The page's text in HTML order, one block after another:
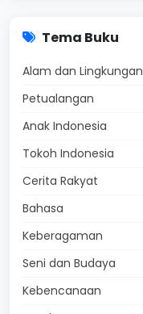
Tema Buku
Alam dan Lingkungan
Petualangan
Anak Indonesia
Tokoh Indonesia
Cerita Rakyat
Bahasa
Keberagaman
Seni dan Budaya
Kebencanaan